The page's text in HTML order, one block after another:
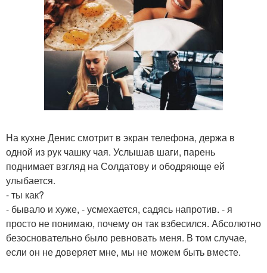
На кухне Денис смотрит в экран телефона, держа в
одной из рук чашку чая. Услышав шаги, парень
поднимает взгляд на Солдатову и ободряюще ей
улыбается.
- ты как?
- бывало и хуже, - усмехается, садясь напротив. - я
просто не понимаю, почему он так взбесился. Абсолютно
безосновательно было ревновать меня. В том случае,
если он не доверяет мне, мы не можем быть вместе.